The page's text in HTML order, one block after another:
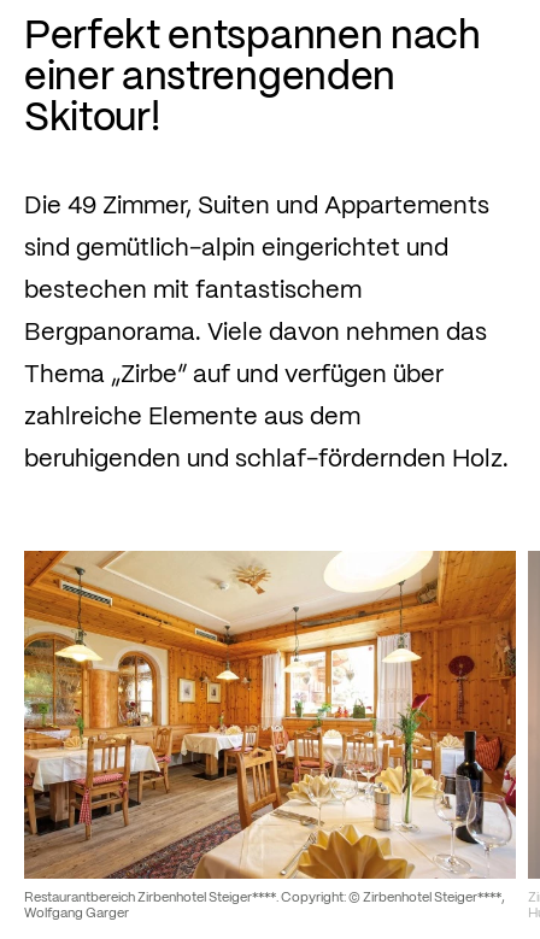
Perfekt entspannen nach
einer anstrengenden
Skitour!
Die 49 Zimmer, Suiten und Appartements
sind gemütlich-alpin eingerichtet und
bestechen mit fantastischem
Bergpanorama. Viele davon nehmen das
Thema „Zirbe“ auf und verfügen über
zahlreiche Elemente aus dem
beruhigenden und schlaf-fördernden Holz.
Restaurantbereich Zirbenhotel Steiger****. Copyright: © Zirbenhotel Steiger****,
Wolfgang Garger